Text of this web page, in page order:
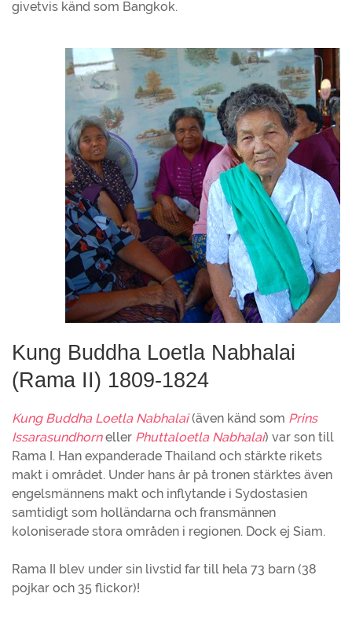
givetvis känd som Bangkok.
Kung Buddha Loetla Nabhalai
(Rama II) 1809-1824
Kung Buddha Loetla Nabhalai(även känd som Prins
Issarasundhorneller Phuttaloetla Nabhalai) var son till
Rama I. Han expanderade Thailand och stärkte rikets
makt i området. Under hans år på tronen stärktes även
engelsmännens makt och inflytande i Sydostasien
samtidigt som holländarna och fransmännen
koloniserade stora områden i regionen. Dock ej Siam.
Rama II blev under sin livstid far till hela 73 barn (38
pojkar och 35 flickor)!